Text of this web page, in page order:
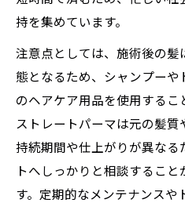
持を集めています。
注意点としては、施術後の髪
態となるため、シャンプーや
のヘアケア用品を使用するこ
ストレートパーマは元の髪質
持続期間や仕上がりが異なる
トへしっかりと相談するこ
す。定期的なメンテナンスや